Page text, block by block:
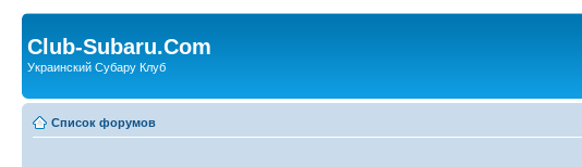
Club-Subaru.Com
Украинский Субару Клуб
Список форумов